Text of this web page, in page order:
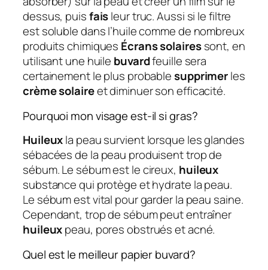
dessus, puisfaisleur truc. Aussi si le filtre
est soluble dans l’huile comme de nombreux
produits chimiques Écrans solairessont, en
utilisant une huile buvardfeuille sera
certainement le plus probablesupprimerles
crème solaireet diminuer son efficacité.
Pourquoi mon visage est-il si gras?
Huileuxla peau survient lorsque les glandes
sébacées de la peau produisent trop de
sébum. Le sébum est le cireux, huileux
substance qui protège et hydrate la peau.
Le sébum est vital pour garder la peau saine.
Cependant, trop de sébum peut entraîner
huileuxpeau, pores obstrués et acné.
Quel est le meilleur papier buvard?